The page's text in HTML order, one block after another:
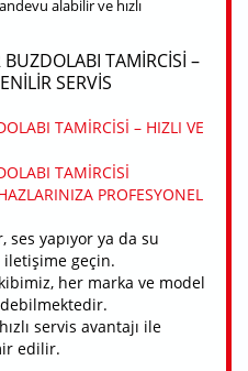
alabilir ve hızlı
TAMIRCISI –
SERVIS
TAMIRCISI – HIZLI VE
TAMIRCISI
PROFESYONEL
ses yapıyor ya da su
iletişime geçin.
her marka ve model
servis avantajı ile
edilir.